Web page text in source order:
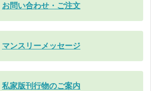
お問い合わせ・ご注文
マンスリーメッセージ
私家版刊行物のご案内